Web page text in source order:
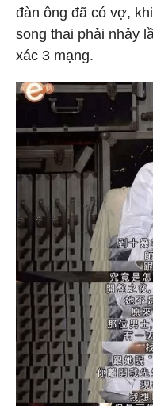
đàn ông đã có vợ,
song thai phải nhảy
xác 3 mạng.